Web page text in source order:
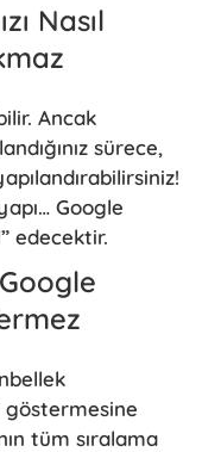
Nasıl
Ancak
sürece,
Google
edecektir.
göstermesine
tüm sıralama